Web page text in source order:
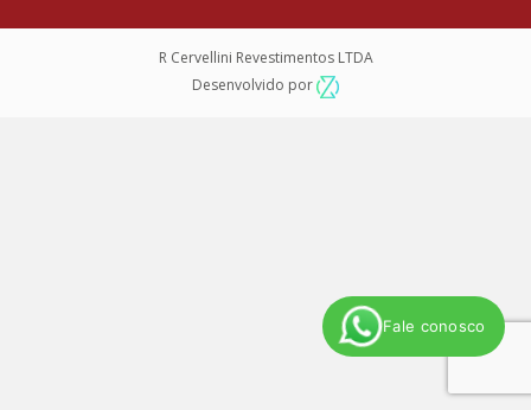
Fale conosco
R Cervellini Revestimentos LTDA
Desenvolvido por